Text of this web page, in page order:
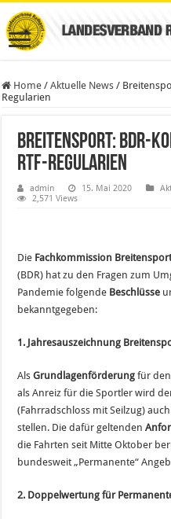
Home / Aktuelle News /
Regularien
Breitensport: BDR-
RTF-Regularien
admin 15. Mai 2020
2,571 Views
Die Fachkommission
(BDR) hat zu den Fragen zum
Pandemie folgende Beschlüsse
bekanntgegeben:
1. Jahresauszeichnung
AlsGrundlagenförderung für
als Anreiz für die Sportler wird
(Fahrradschloss mit Seilzug)
stellen. Die dafür geltenden
die Fahrten seit Mitte Oktober
bundesweit „Permanente“
2. Doppelwertung für